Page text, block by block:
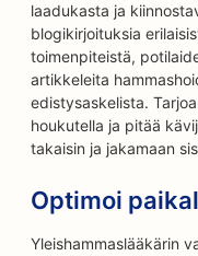
laadukasta ja
blogikirjoituksia
toimenpiteistä,
artikkeleita
edistysaskelista.
houkutella ja pitää
takaisin ja jakamaan
Optimoi
Yleishammaslääkärin